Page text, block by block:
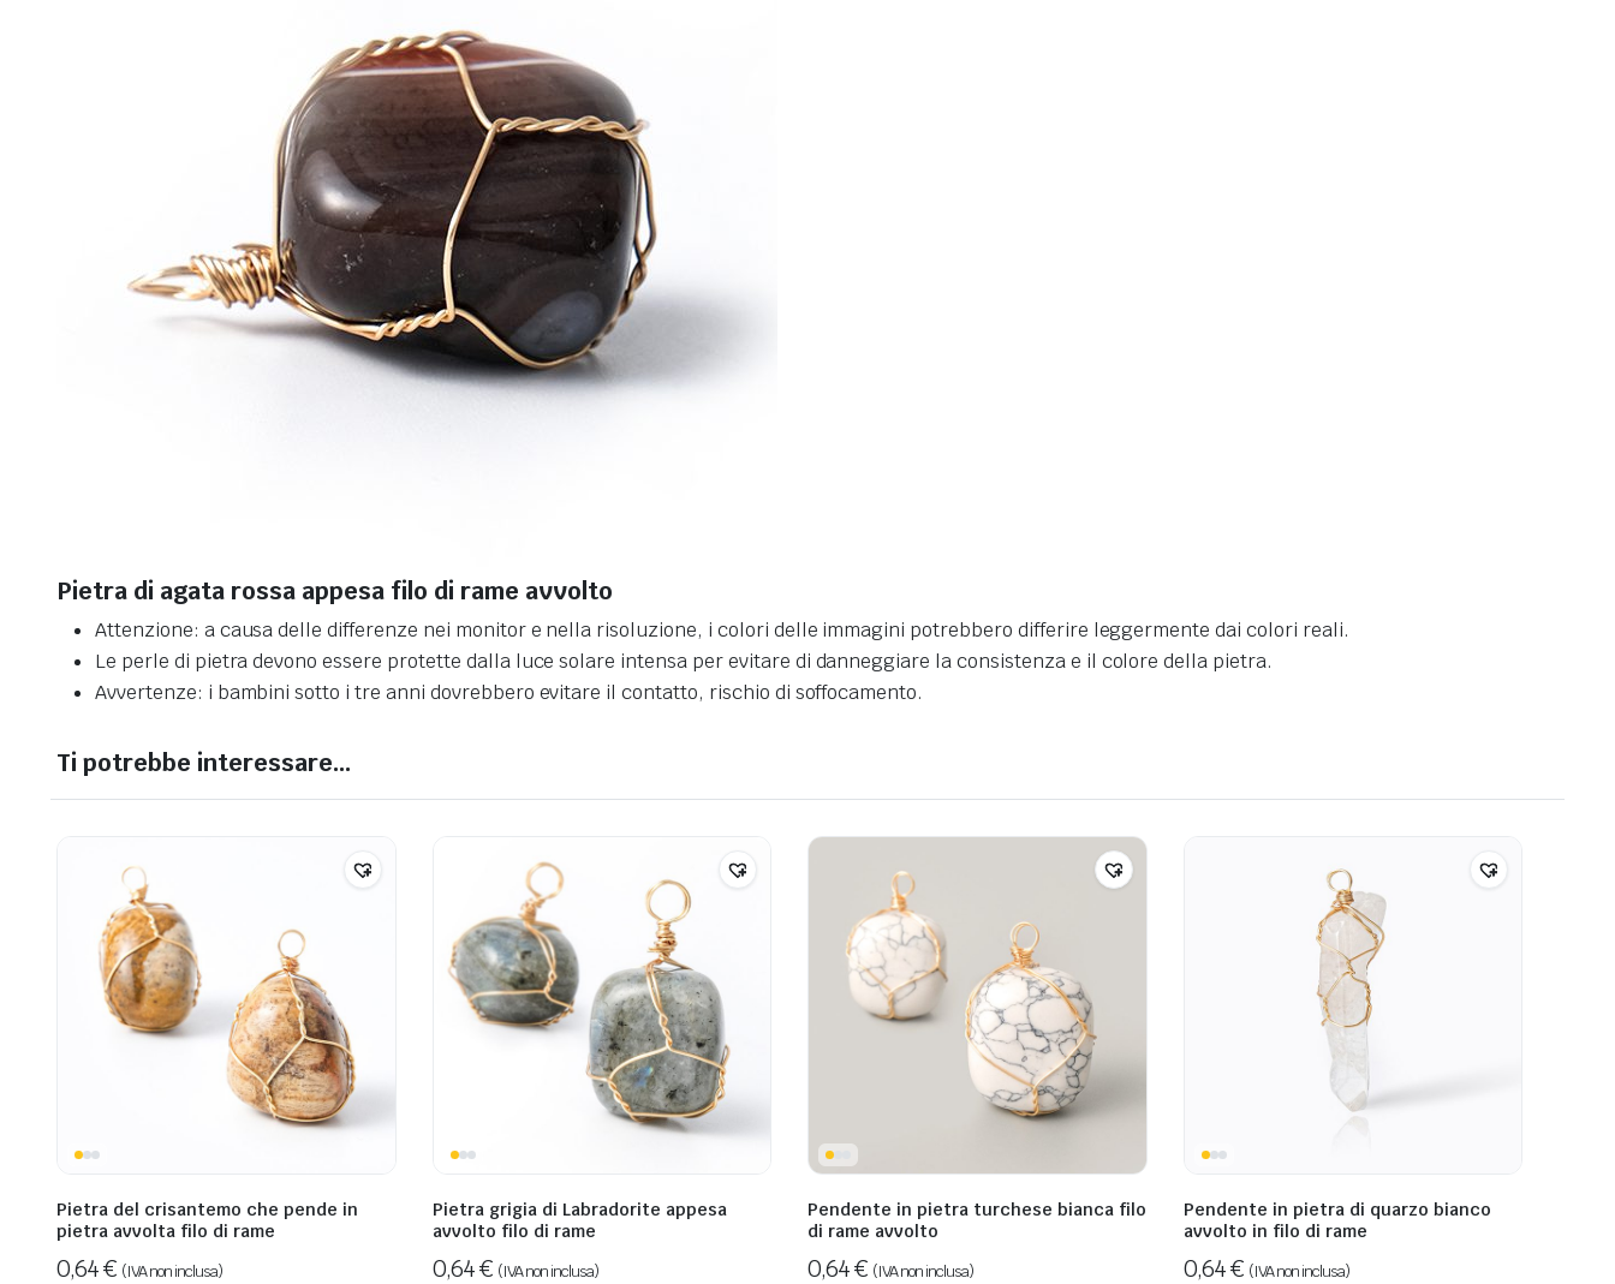
Pietra di agata rossa appesa filo di rame avvolto
Attenzione: a causa delle differenze nei monitor e nella risoluzione, i colori delle immagini potrebbero differire leggermente dai colori reali.
Le perle di pietra devono essere protette dalla luce solare intensa per evitare di danneggiare la consistenza e il colore della pietra.
Avvertenze: i bambini sotto i tre anni dovrebbero evitare il contatto, rischio di soffocamento.
Ti potrebbe interessare…
Pietra del crisantemo che pende in
pietra avvolta filo di rame
0,64€ (IVA non inclusa)
Pietra grigia di Labradorite appesa
avvolto filo di rame
0,64€ (IVA non inclusa)
Pendente in pietra turchese bianca filo
di rame avvolto
0,64€ (IVA non inclusa)
Pendente in pietra di quarzo bianco
avvolto in filo di rame
0,64€ (IVA non inclusa)